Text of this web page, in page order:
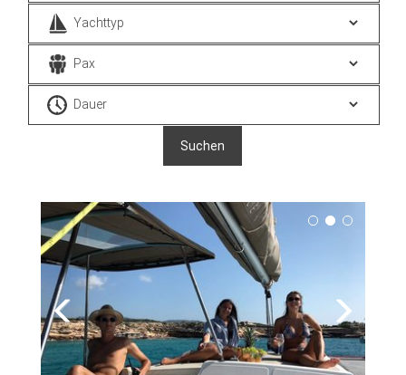
Previous Next